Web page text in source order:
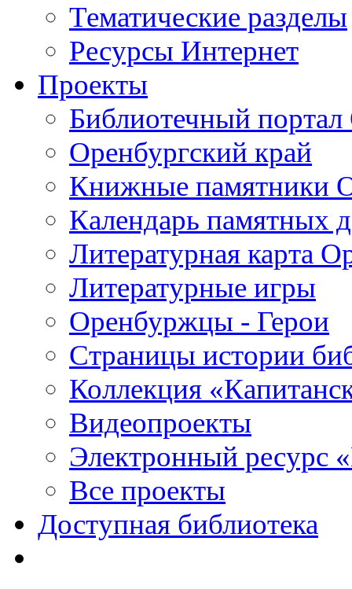
Тематические разделы
Ресурсы Интернет
Проекты
Библиотечный портал
Оренбургский край
Книжные памятники
Календарь памятных
Литературная карта
Литературные игры
Оренбуржцы - Герои
Страницы истории
Коллекция
Видеопроекты
Электронный ресурс
Все проекты
Доступная библиотека